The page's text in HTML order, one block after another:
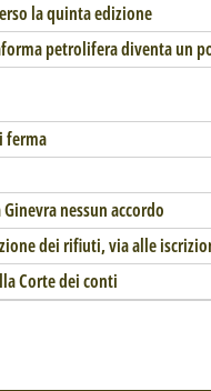
la quinta edizione
petrolifera diventa un
ferma
nessun accordo
dei rifiuti, via alle
Corte dei conti